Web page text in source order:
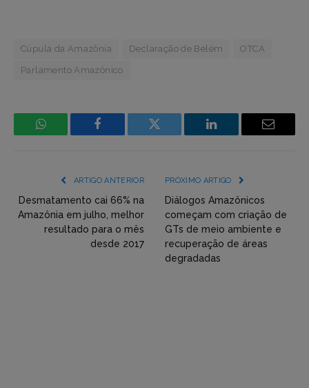
Cúpula da Amazônia Declaração de Belém OTCA
Parlamento Amazônico
WhatsApp Facebook
Incorpore
(YouTube,
Twitter,
Flickr
etc)
diretamente
LinkedIn Email
ARTIGO ANTERIOR
Desmatamento cai 66% na
Amazônia em julho, melhor
resultado para o mês
desde 2017
PRÓXIMO ARTIGO
Diálogos Amazônicos
começam com criação de
GTs de meio ambiente e
recuperação de áreas
degradadas